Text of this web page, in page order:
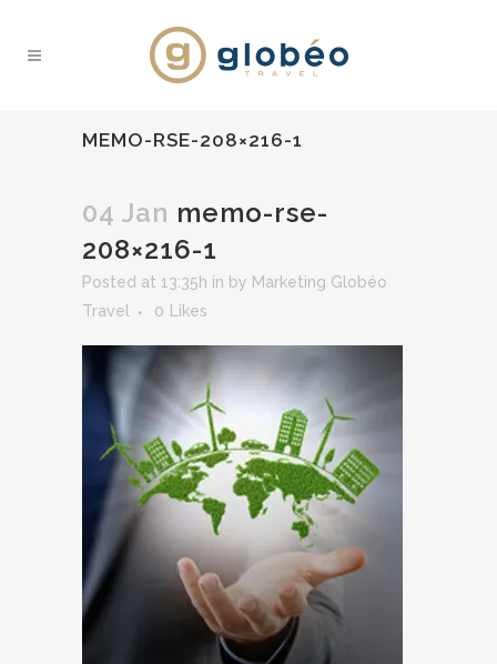
MEMO-RSE-208×216-1
04 Jan memo-rse-
208×216-1
Posted at 13:35h in by Marketing Globéo
Travel
0 Likes